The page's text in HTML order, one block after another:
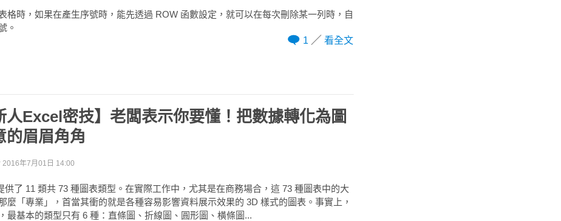
格時，如果在產生序號時，能先透過 ROW 函數設定，就可以在每次刪除某一列時，自
。
1
看全文
人Excel密技】老闆表示你要懂！把數據轉化為圖
的眉眉角角
2016年7月01日 14:00
供了 11 類共 73 種圖表類型。在實際工作中，尤其是在商務場合，這 73 種圖表中的大
麼「專業」，首當其衝的就是各種容易影響資料展示效果的 3D 樣式的圖表。事實上，
最基本的類型只有 6 種：直條圖、折線圖、圓形圖、橫條圖...